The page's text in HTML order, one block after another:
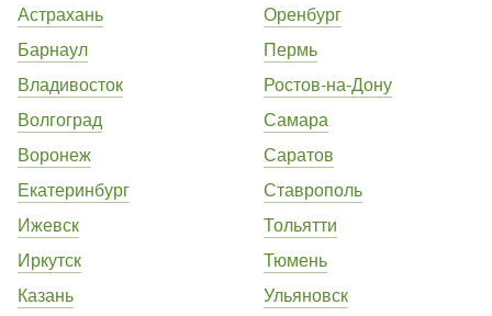
Астрахань
Барнаул
Владивосток
Волгоград
Воронеж
Екатеринбург
Ижевск
Иркутск
Казань
Оренбург
Пермь
Ростов-на-Дону
Самара
Саратов
Ставрополь
Тольятти
Тюмень
Ульяновск